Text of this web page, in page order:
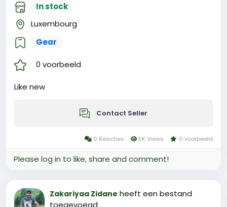
In stock
Luxembourg
Gear
0 voorbeeld
Like new
Contact Seller
0 Reacties 5K Views 0 voorbeeld
Please log in to like, share and comment!
Zakariyaa Zidane heeft een bestand
toegevoegd